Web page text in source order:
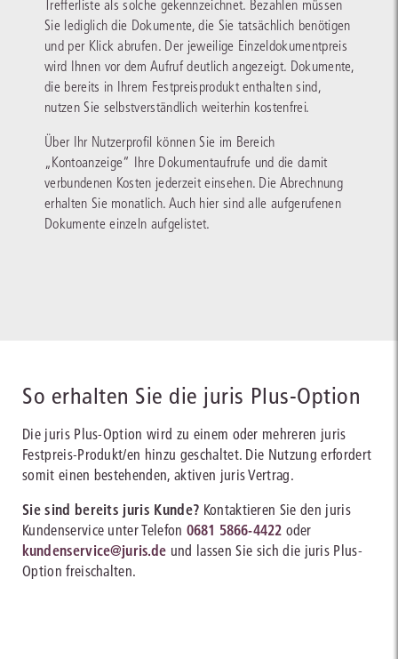
Trefferliste als solche gekennzeichnet. Bezahlen müssen
Sie lediglich die Dokumente, die Sie tatsächlich benötigen
und per Klick abrufen. Der jeweilige Einzeldokumentpreis
wird Ihnen vor dem Aufruf deutlich angezeigt. Dokumente,
die bereits in Ihrem Festpreisprodukt enthalten sind,
nutzen Sie selbstverständlich weiterhin kostenfrei.
Über Ihr Nutzerprofil können Sie im Bereich
„Kontoanzeige“ Ihre Dokumentaufrufe und die damit
verbundenen Kosten jederzeit einsehen. Die Abrechnung
erhalten Sie monatlich. Auch hier sind alle aufgerufenen
Dokumente einzeln aufgelistet.
So erhalten Sie die juris Plus-Option
Die juris Plus-Option wird zu einem oder mehreren juris
Festpreis-Produkt/en hinzu geschaltet. Die Nutzung erfordert
somit einen bestehenden, aktiven juris Vertrag.
Sie sind bereits juris Kunde? Kontaktieren Sie den juris
Kundenservice unter Telefon 0681 5866-4422 oder
kundenservice@juris.de und lassen Sie sich die juris Plus-
Option freischalten.